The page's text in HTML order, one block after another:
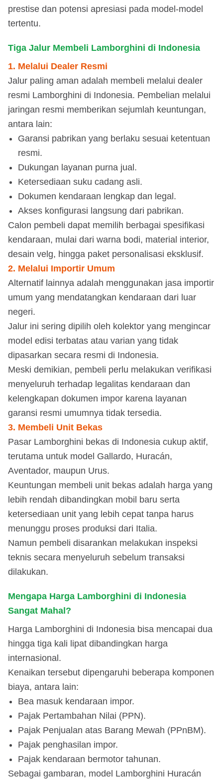
prestise dan potensi apresiasi pada model-model
tertentu.
Tiga Jalur Membeli Lamborghini di Indonesia
1. Melalui Dealer Resmi
Jalur paling aman adalah membeli melalui dealer
resmi Lamborghini di Indonesia. Pembelian melalui
jaringan resmi memberikan sejumlah keuntungan,
antara lain:
Garansi pabrikan yang berlaku sesuai ketentuan
resmi.
Dukungan layanan purna jual.
Ketersediaan suku cadang asli.
Dokumen kendaraan lengkap dan legal.
Akses konfigurasi langsung dari pabrikan.
Calon pembeli dapat memilih berbagai spesifikasi
kendaraan, mulai dari warna bodi, material interior,
desain velg, hingga paket personalisasi eksklusif.
2. Melalui Importir Umum
Alternatif lainnya adalah menggunakan jasa importir
umum yang mendatangkan kendaraan dari luar
negeri.
Jalur ini sering dipilih oleh kolektor yang mengincar
model edisi terbatas atau varian yang tidak
dipasarkan secara resmi di Indonesia.
Meski demikian, pembeli perlu melakukan verifikasi
menyeluruh terhadap legalitas kendaraan dan
kelengkapan dokumen impor karena layanan
garansi resmi umumnya tidak tersedia.
3. Membeli Unit Bekas
Pasar Lamborghini bekas di Indonesia cukup aktif,
terutama untuk model Gallardo, Huracán,
Aventador, maupun Urus.
Keuntungan membeli unit bekas adalah harga yang
lebih rendah dibandingkan mobil baru serta
ketersediaan unit yang lebih cepat tanpa harus
menunggu proses produksi dari Italia.
Namun pembeli disarankan melakukan inspeksi
teknis secara menyeluruh sebelum transaksi
dilakukan.
Mengapa Harga Lamborghini di Indonesia
Sangat Mahal?
Harga Lamborghini di Indonesia bisa mencapai dua
hingga tiga kali lipat dibandingkan harga
internasional.
Kenaikan tersebut dipengaruhi beberapa komponen
biaya, antara lain:
Bea masuk kendaraan impor.
Pajak Pertambahan Nilai (PPN).
Pajak Penjualan atas Barang Mewah (PPnBM).
Pajak penghasilan impor.
Pajak kendaraan bermotor tahunan.
Sebagai gambaran, model Lamborghini Huracán